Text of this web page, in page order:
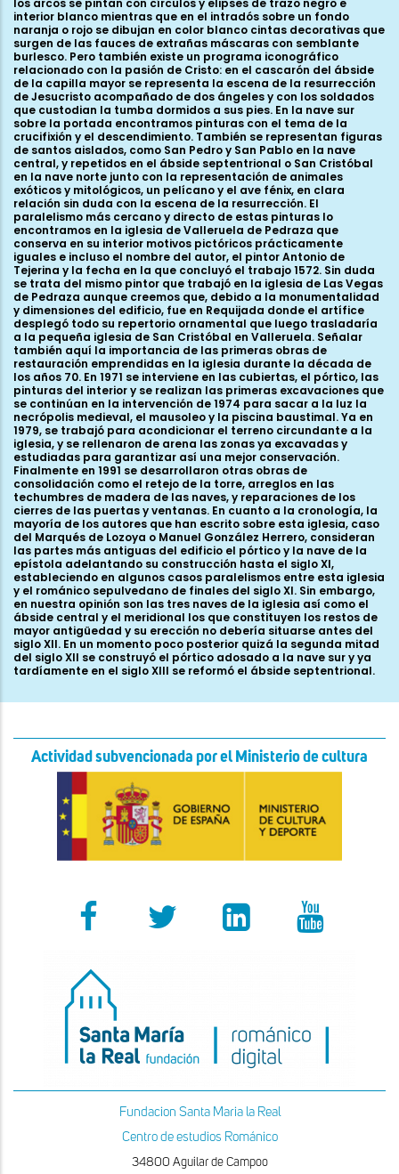
Actividad subvencionada por el Ministerio de cultura
Fundacion Santa Maria la Real
Centro de estudios Románico
34800 Aguilar de Campoo